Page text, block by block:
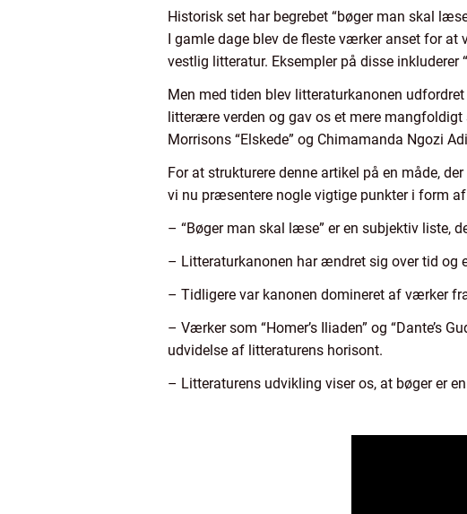
Historisk set har begrebet “bøger man skal
I gamle dage blev de fleste værker anset for at
vestlig litteratur. Eksempler på disse inkluderer
Men med tiden blev litteraturkanonen
litterære verden og gav os et mere
Morrisons “Elskede” og Chimamanda Ngozi
For at strukturere denne artikel på en måde,
vi nu præsentere nogle vigtige punkter i form
– “Bøger man skal læse” er en subjektiv liste,
– Litteraturkanonen har ændret sig over tid og
– Tidligere var kanonen domineret af værker
– Værker som “Homer’s Iliaden” og “Dante’s
udvidelse af litteraturens horisont.
– Litteraturens udvikling viser os, at bøger er